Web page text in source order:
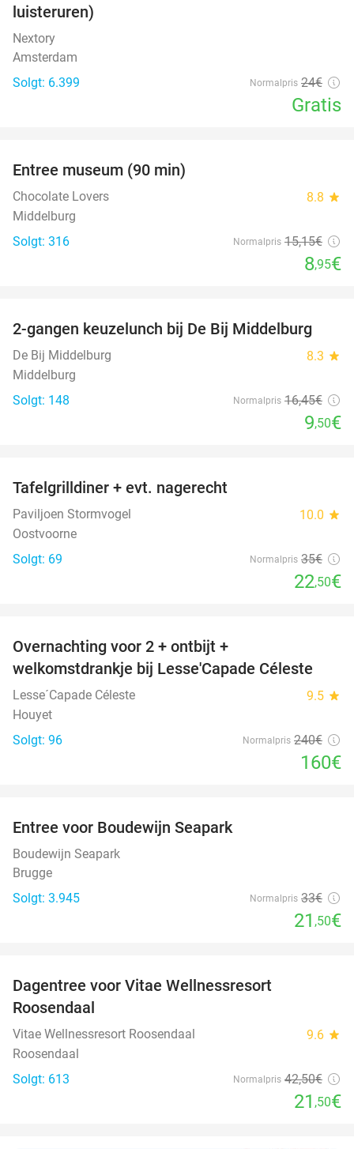
luisteruren)
Nextory
Amsterdam
Solgt: 6.399
Normalpris 24€
Gratis
Entree museum (90 min)
Chocolate Lovers 8.8 star
Middelburg
Solgt: 316
Normalpris 15,15€
8,95€
42%
2-gangen keuzelunch bij De Bij Middelburg
De Bij Middelburg 8.3 star
Middelburg
Solgt: 148
Normalpris 16,45€
9,50€
Tafelgrilldiner + evt. nagerecht
Paviljoen Stormvogel 10.0 star
Oostvoorne
Solgt: 69
Normalpris 35€
22,50€
Overnachting voor 2 + ontbijt +
welkomstdrankje bij Lesse'Capade Céleste
Lesse´Capade Céleste 9.5 star
Houyet
Solgt: 96
Normalpris 240€
160€
Entree voor Boudewijn Seapark
Boudewijn Seapark
Brugge
Solgt: 3.945
Normalpris 33€
21 ,50€
Dagentree voor Vitae Wellnessresort
Roosendaal
Vitae Wellnessresort Roosendaal 9.6 star
Roosendaal
Solgt: 613
Normalpris 42,50€
21 ,50€